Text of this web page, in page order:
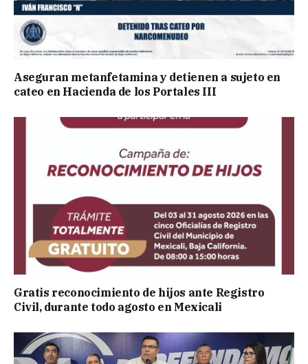
Aseguran metanfetamina y detienen a sujeto en
cateo en Hacienda de los Portales III
Gratis reconocimiento de hijos ante Registro
Civil, durante todo agosto en Mexicali